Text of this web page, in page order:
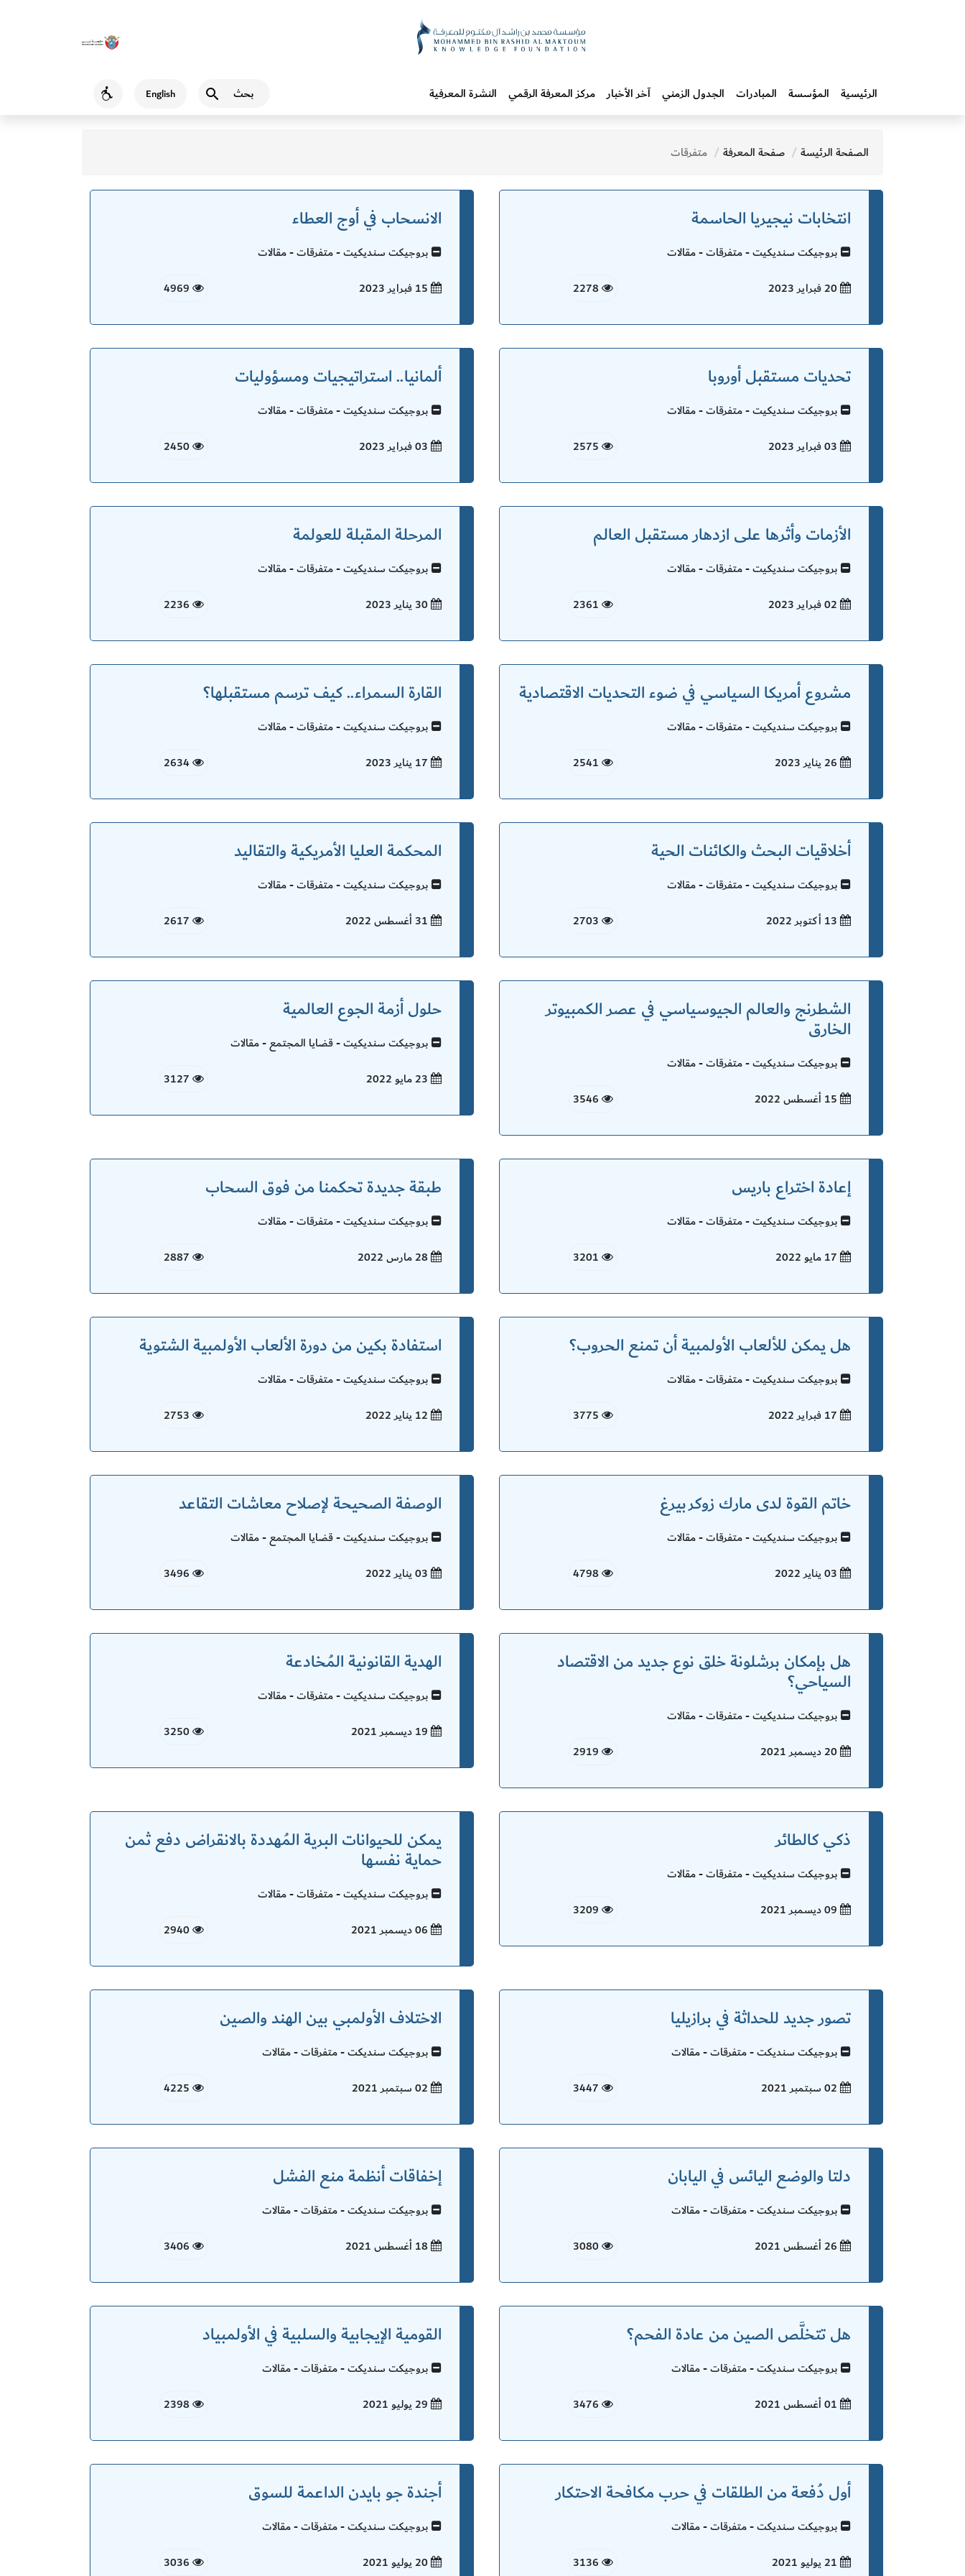
English
Accessibility الرئيسية المؤسسة المبادرات‎ الجدول الزمني آخر الأخبار مركز المعرفة الرقمي النشرة المعرفية
الصفحة الرئيسة صفحة المعرفة متفرقات
انتخابات نيجيريا الحاسمة
بروجيكت سنديكيت - متفرقات - مقالات
20 فبراير
2023
2278
الانسحاب في أوج العطاء
بروجيكت سنديكيت - متفرقات - مقالات
15 فبراير
2023
تحديات مستقبل أوروبا
بروجيكت سنديكيت - متفرقات - مقالات
03 فبراير
2023
ألمانيا.. استراتيجيات ومسؤوليات
بروجيكت سنديكيت - متفرقات - مقالات
03 فبراير
2023
2450
الأزمات وأثرها على ازدهار مستقبل العالم
بروجيكت سنديكيت - متفرقات - مقالات
02 فبراير
2023
المرحلة المقبلة للعولمة
بروجيكت سنديكيت - متفرقات - مقالات
30 يناير
2023
مشروع أمريكا السياسي في ضوء التحديات الاقتصادية
بروجيكت سنديكيت - متفرقات - مقالات
26 يناير
2023
القارة السمراء.. كيف ترسم مستقبلها؟
بروجيكت سنديكيت - متفرقات - مقالات
17 يناير
2023
2634
أخلاقيات البحث والكائنات الحية
بروجيكت سنديكيت - متفرقات - مقالات
13 أكتوبر
2022
المحكمة العليا الأمريكية والتقاليد
بروجيكت سنديكيت - متفرقات - مقالات
31 أغسطس
2022
الشطرنج والعالم الجيوسياسي في عصر الكمبيوتر
الخارق
بروجيكت سنديكيت - متفرقات - مقالات
15 أغسطس
2022
حلول أزمة الجوع العالمية
بروجيكت سنديكيت - قضايا المجتمع - مقالات
23 مايو
2022
إعادة اختراع باريس
بروجيكت سنديكيت - متفرقات - مقالات
17 مايو
2022
طبقة جديدة تحكمنا من فوق السحاب
بروجيكت سنديكيت - متفرقات - مقالات
28 مارس
2022
هل يمكن للألعاب الأولمبية أن تمنع الحروب؟
بروجيكت سنديكيت - متفرقات - مقالات
17 فبراير
2022
استفادة بكين من دورة الألعاب الأولمبية الشتوية
بروجيكت سنديكيت - متفرقات - مقالات
12 يناير
2022
خاتم القوة لدى مارك زوكربيرغ
بروجيكت سنديكيت - متفرقات - مقالات
03 يناير
2022
4798
الوصفة الصحيحة لإصلاح معاشات التقاعد
بروجيكت سنديكيت - قضايا المجتمع - مقالات
03 يناير
2022
هل بإمكان برشلونة خلق نوع جديد من الاقتصاد
السياحي؟
بروجيكت سنديكيت - متفرقات - مقالات
20 ديسمبر
2021
الهدية القانونية المُخادعة
بروجيكت سنديكيت - متفرقات - مقالات
19 ديسمبر
2021
3250
ذكي كالطائر
بروجيكت سنديكيت - متفرقات - مقالات
09 ديسمبر
2021
يمكن للحيوانات البرية المُهددة بالانقراض دفع ثمن
حماية نفسها
بروجيكت سنديكيت - متفرقات - مقالات
06 ديسمبر
2021
2940
تصور جديد للحداثة في برازيليا
بروجيكت سنديكت - متفرقات - مقالات
02 سبتمبر
2021
الاختلاف الأولمبي بين الهند والصين
بروجيكت سنديكت - متفرقات - مقالات
02 سبتمبر
2021
دلتا والوضع اليائس في اليابان
بروجيكت سنديكت - متفرقات - مقالات
26 أغسطس
2021
3080
إخفاقات أنظمة منع الفشل
بروجيكت سنديكت - متفرقات - مقالات
18 أغسطس
2021
هل تتخلَّص الصين من عادة الفحم؟
بروجيكت سنديكت - متفرقات - مقالات
01 أغسطس
2021
القومية الإيجابية والسلبية في الأولمبياد
بروجيكت سنديكت - متفرقات - مقالات
29 يوليو
2021
2398
أول دُفعة من الطلقات في حرب مكافحة الاحتكار
بروجيكت سنديكت - متفرقات - مقالات
21 يوليو
2021
أجندة جو بايدن الداعمة للسوق
بروجيكت سنديكت - متفرقات - مقالات
20 يوليو
2021